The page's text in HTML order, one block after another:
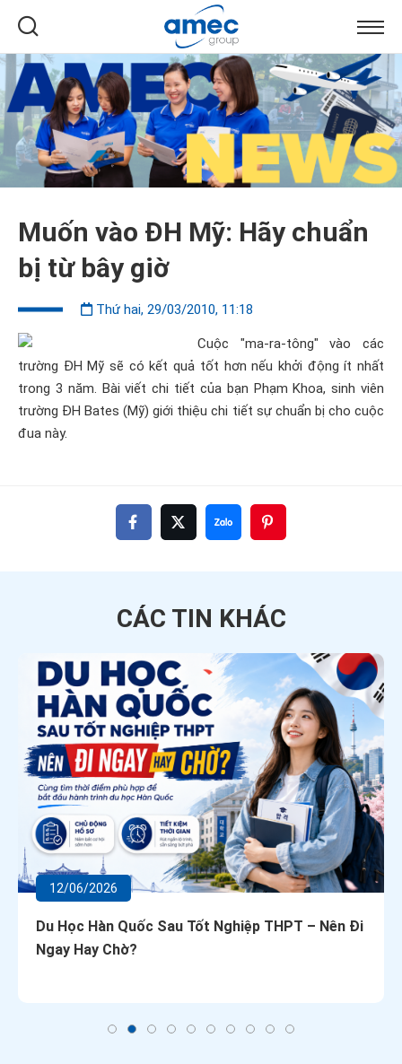
Muốn vào ĐH Mỹ: Hãy chuẩn
bị từ bây giờ
Thứ hai, 29/03/2010, 11:18
Cuộc "ma-ra-tông" vào các
trường ĐH Mỹ sẽ có kết quả tốt hơn nếu khởi động ít nhất
trong 3 năm. Bài viết chi tiết của bạn Phạm Khoa, sinh viên
trường ĐH Bates (Mỹ) giới thiệu chi tiết sự chuẩn bị cho cuộc
đua này.
CÁC TIN KHÁC
12/06/2026
Du Học Hàn Quốc Sau Tốt Nghiệp THPT – Nên Đi
Ngay Hay Chờ?